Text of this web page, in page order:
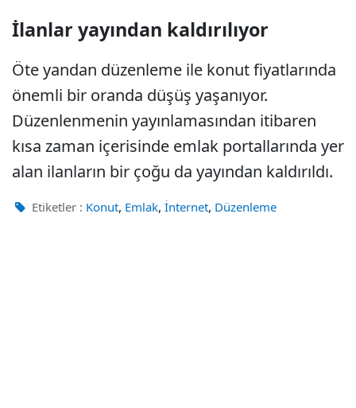
İlanlar yayından kaldırılıyor
Öte yandan düzenleme ile konut fiyatlarında
önemli bir oranda düşüş yaşanıyor.
Düzenlenmenin yayınlamasından itibaren
kısa zaman içerisinde emlak portallarında yer
alan ilanların bir çoğu da yayından kaldırıldı.
Etiketler : Konut, Emlak, İnternet, Düzenleme